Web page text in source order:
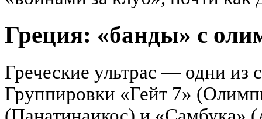
Греция: «банды» с
Греческие ультрас — одни из
Группировки «Гейт 7»